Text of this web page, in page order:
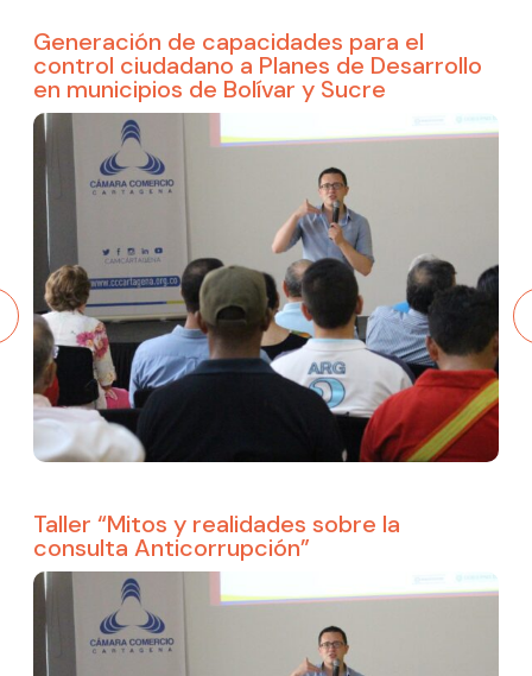
Generación de capacidades para el
control ciudadano a Planes de Desarrollo
en municipios de Bolívar y Sucre
Taller “Mitos y realidades sobre la
consulta Anticorrupción”